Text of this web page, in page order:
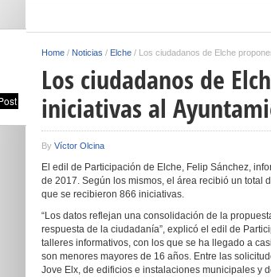
Home / Noticias / Elche / Los ciudadanos de Elche
Los ciudadanos de
iniciativas al
By Víctor Olcina
El edil de Participación de Elche, Felip Sánchez,
de 2017. Según los mismos, el área recibió un total
que se recibieron 866 iniciativas.
“Los datos reflejan una consolidación de la
respuesta de la ciudadanía”, explicó el edil de
talleres informativos, con los que se ha llegado a
son menores mayores de 16 años. Entre las
Jove Elx, de edificios e instalaciones municipales y